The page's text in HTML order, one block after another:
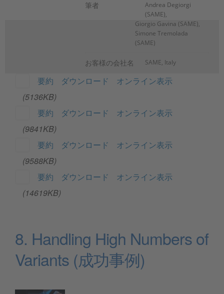
筆者
Andrea Degiorgi
(SAME),
Giorgio Gavina (SAME),
Simone Tremolada
(SAME)
お客様の会社名 SAME, Italy
要約 ダウンロード
オンライン表示
(5136KB)
要約
ダウンロード
オンライン表示
(9841KB)
要約
ダウンロード
オンライン表示
(9588KB)
要約
ダウンロード
オンライン表示
(14619KB)
8. Handling High Numbers of
Variants (成功事例)